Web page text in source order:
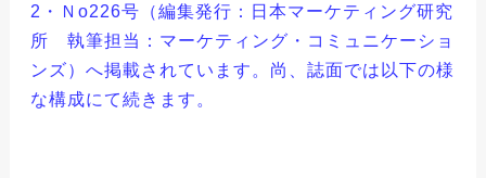
2・Ｎo226号（編集発行：日本マーケティング研究
所 執筆担当：マーケティング・コミュニケーショ
ンズ）へ掲載されています。尚、誌面では以下の様
な構成にて続きます。